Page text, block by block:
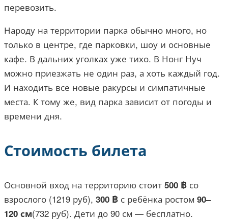
перевозить.
Народу на территории парка обычно много, но
только в центре, где парковки, шоу и основные
кафе. В дальних уголках уже тихо. В Нонг Нуч
можно приезжать не один раз, а хоть каждый год.
И находить все новые ракурсы и симпатичные
места. К тому же, вид парка зависит от погоды и
времени дня.
Стоимость билета
Основной вход на территорию стоит 500 ฿ со
взрослого (1219 руб), 300 ฿ с ребёнка ростом 90–
120 см(732 руб). Дети до 90 см — бесплатно.